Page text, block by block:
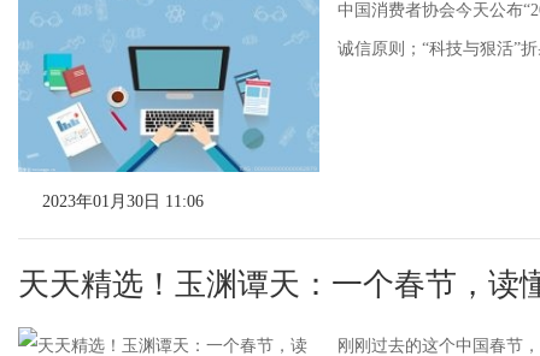
中国消费者协会今天公布
诚信原则；“科技与狠活”
2023年01月30日 11:06
天天精选！玉渊谭天：一个春节，读
刚刚过去的这个中国春节